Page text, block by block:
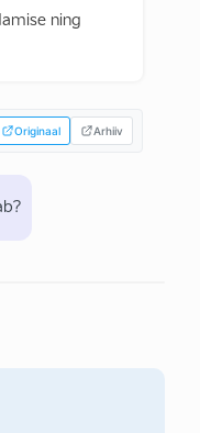
ning
Originaal Arhiiv